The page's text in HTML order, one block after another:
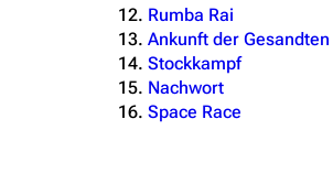
Rumba Rai
Ankunft der Gesandten
Stockkampf
Nachwort
Space Race